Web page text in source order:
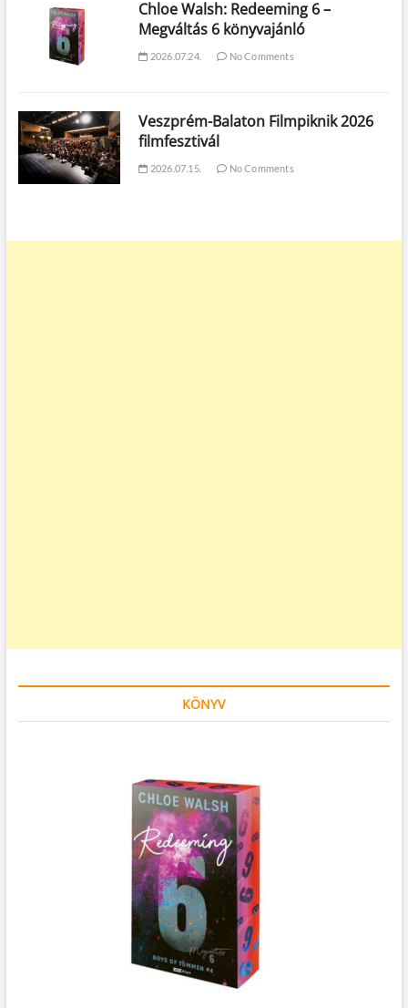
Chloe Walsh: Redeeming 6 –
Megváltás 6 könyvajánló
2026.07.24. No Comments
Veszprém-Balaton Filmpiknik 2026
filmfesztivál
2026.07.15. No Comments
KÖNYV